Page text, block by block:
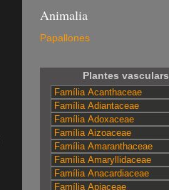
Animalia
Papallones
Plantes vasculars